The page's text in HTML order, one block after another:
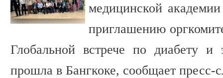
медицинской
приглашению
Глобальной встрече по диабету и
прошла в Бангкоке, сообщает пресс-